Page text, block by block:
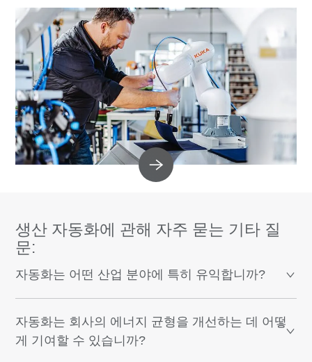
생산 자동화에 관해 자주 묻는 기타 질
문:
자동화는 어떤 산업 분야에 특히 유익합니까?
자동화는 회사의 에너지 균형을 개선하는 데 어떻
게 기여할 수 있습니까?